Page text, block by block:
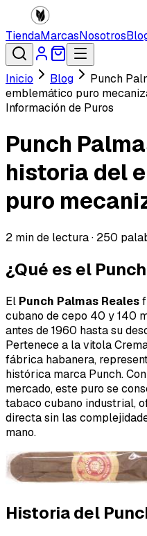
TiendaMarcasNosotros
Inicio Blog
Punch
emblemático puro
Información de Puros
Punch
historia del
puro
2 min de lectura · 250
¿Qué es el
El Punch Palmas Reales
cubano de cepo 40 y 140
antes de 1960 hasta su
Pertenece a la vitola
fábrica habanera,
histórica marca Punch.
mercado, este puro se
tabaco cubano industrial,
directa sin las
mano.
Historia del